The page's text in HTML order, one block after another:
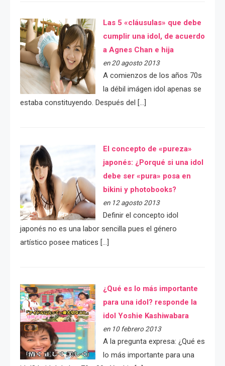
Las 5 «cláusulas» que debe
cumplir una idol, de acuerdo
a Agnes Chan e hija
en 20 agosto 2013
A comienzos de los años 70s
la débil imágen idol apenas se
estaba constituyendo. Después del […]
El concepto de «pureza»
japonés: ¿Porqué si una idol
debe ser «pura» posa en
bikini y photobooks?
en 12 agosto 2013
Definir el concepto idol
japonés no es una labor sencilla pues el género
artístico posee matices […]
¿Qué es lo más importante
para una idol? responde la
idol Yoshie Kashiwabara
en 10 febrero 2013
A la pregunta expresa: ¿Qué es
lo más importante para una